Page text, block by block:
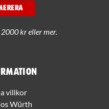
villkor
Würth
kr eller mer.